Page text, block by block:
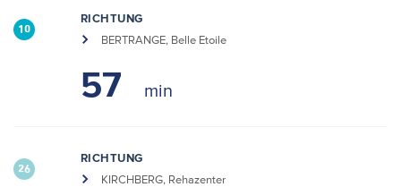
10
RICHTUNG
BERTRANGE, Belle Etoile
57
26
RICHTUNG
KIRCHBERG, Rehazenter